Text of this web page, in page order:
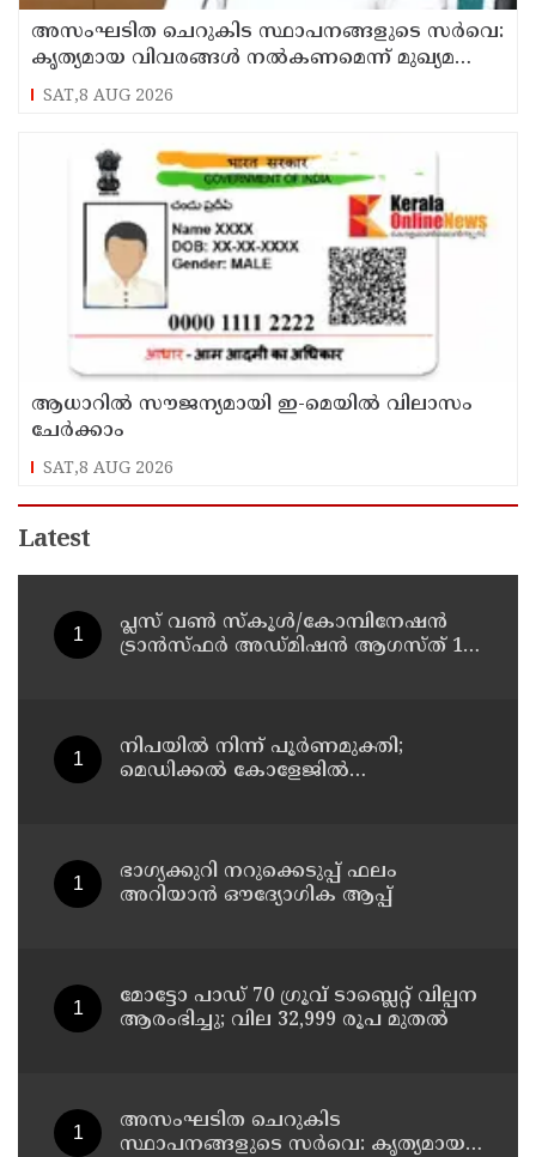
അസംഘടിത ചെറുകിട സ്ഥാപനങ്ങളുടെ സർവെ:
കൃത്യമായ വിവരങ്ങൾ നൽകണമെന്ന് മുഖ്യമന്ത്രി
വി ഡി സതീശൻ
SAT,8 AUG 2026
ആധാറിൽ സൗജന്യമായി ഇ-മെയിൽ വിലാസം
ചേർക്കാം
SAT,8 AUG 2026
Latest
പ്ലസ് വൺ സ്‌കൂൾ/കോമ്പിനേഷൻ
ട്രാൻസ്ഫർ അഡ്മിഷൻ ആഗസ്ത് 10,
നിപയിൽ നിന്ന് പൂർണമുക്തി;
മെഡിക്കൽ കോളേജിൽ
ഭാഗ്യക്കുറി നറുക്കെടുപ്പ് ഫലം
അറിയാൻ ഔദ്യോഗിക ആപ്പ്
മോട്ടോ പാഡ് 70 ഗ്രൂവ് ടാബ്ലെറ്റ് വില്പന
ആരംഭിച്ചു; വില 32,999 രൂപ മുതൽ
അസംഘടിത ചെറുകിട
സ്ഥാപനങ്ങളുടെ സർവെ: കൃത്യമായ